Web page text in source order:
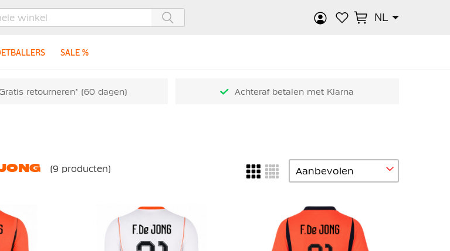
NL
SALE %
retourneren* (60 dagen) Achteraf betalen met Klarna
(9 producten)